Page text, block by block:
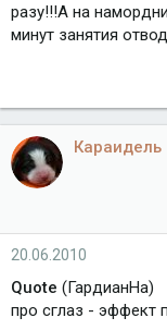
разу!!!А на
минут занятия
Караидель
20.06.2010
Quote (ГардианНа)
про сглаз - эффект